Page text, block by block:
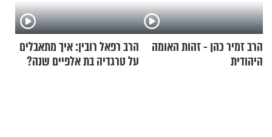
הרב זמיר כהן - זהות האומה
היהודית
הרב רפאל רובין: איך מתאבלים
על טרגדיה בת אלפיים שנה?